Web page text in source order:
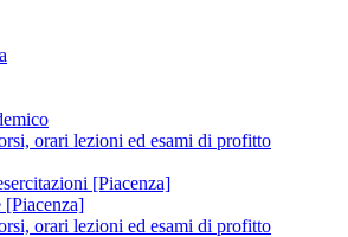
orari lezioni ed esami di profitto
[Piacenza]
[Piacenza]
orari lezioni ed esami di profitto